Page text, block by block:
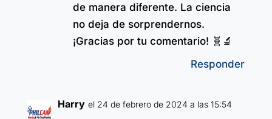
de manera diferente. La ciencia
no deja de sorprendernos.
¡Gracias por tu comentario! 🧬🔬
Responder
Harry el 24 de febrero de 2024 a las 15:54